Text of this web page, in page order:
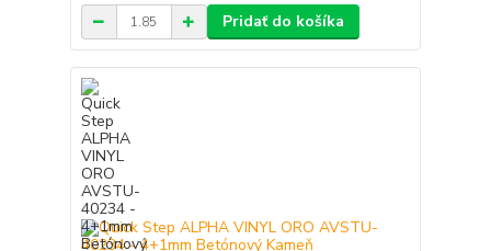
Pridať do košíka